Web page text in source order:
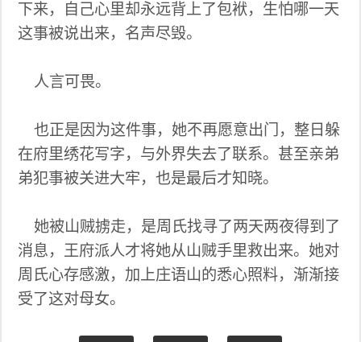
下来，自己心里却永远背上了包袱，生怕哪一天
这事被说出来，名声尽毁。
人言可畏。
也正是因为这件事，她不再愿意出门，整日躲
在府里绣花写字，与外界失去了联系。甚至亲弟
弟犯事被关进大牢，也是最后才知晓。
她被山贼掳走，是周氏找寻了两天两夜得到了
消息，王府派人才将她从山贼手里救出来。她对
周氏心存感激，加上庄语山的悉心照料，渐渐接
受了这对母女。